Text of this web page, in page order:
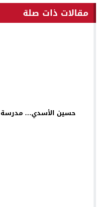
مقالات ذات صلة
حسين الأسدي… مدرسة